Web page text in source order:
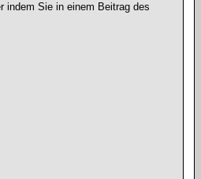
indem Sie in einem Beitrag des